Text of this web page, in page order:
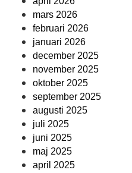
mars 2026
februari 2026
januari 2026
december 2025
november 2025
oktober 2025
september 2025
augusti 2025
juli 2025
juni 2025
maj 2025
april 2025